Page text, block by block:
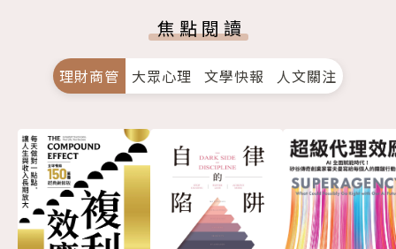
焦點閱讀
理財商管 大眾心理 文學快報 人文關注